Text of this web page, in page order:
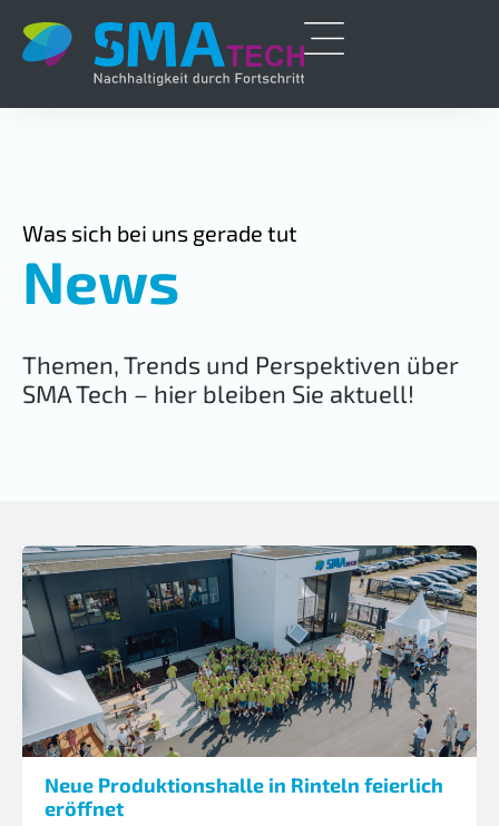
Was sich bei uns gerade tut
News
Themen, Trends und Perspektiven über
SMA Tech – hier bleiben Sie aktuell!
Neue Produktionshalle in Rinteln feierlich
eröffnet